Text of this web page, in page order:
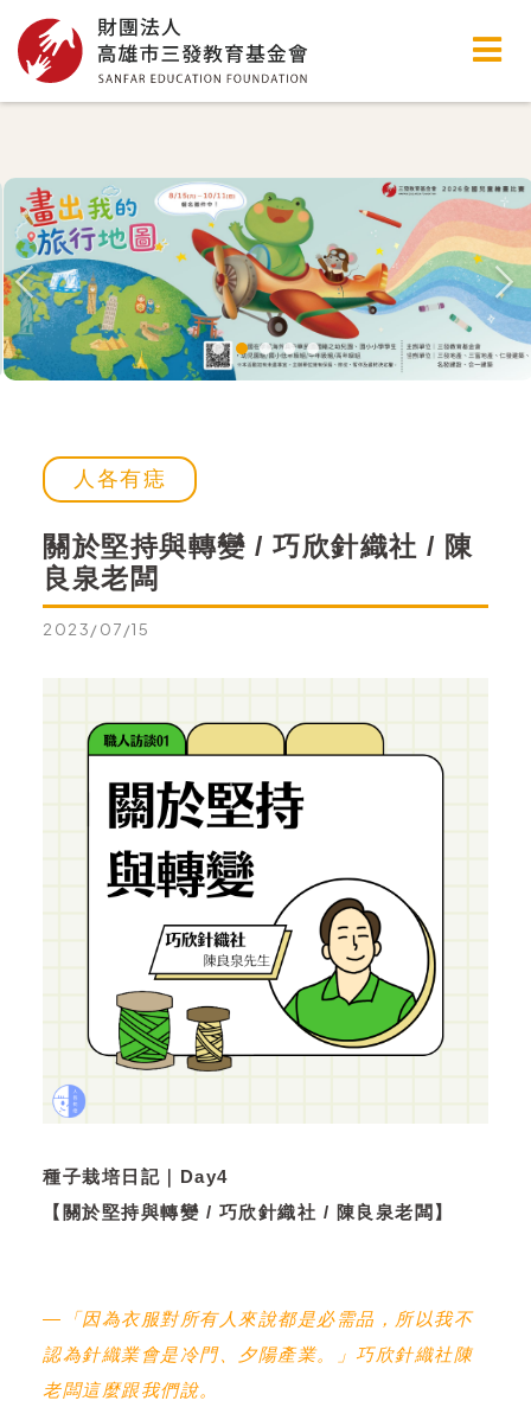
高雄市三發教育基金會
人各有痣
關於堅持與轉變 / 巧欣針織社 / 陳
良泉老闆
2023/07/15
種子栽培日記｜Day4
【關於堅持與轉變 / 巧欣針織社 / 陳良泉老闆】
—「因為衣服對所有人來說都是必需品，所以我不
認為針織業會是冷門、夕陽產業。」巧欣針織社陳
老闆這麼跟我們說。